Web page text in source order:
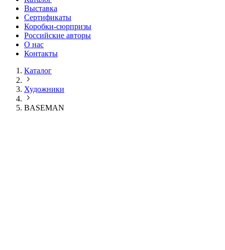
Выставка
Сертификаты
Коробки-сюрпризы
Российские авторы
О нас
Контакты
Каталог
Художники
BASEMAN